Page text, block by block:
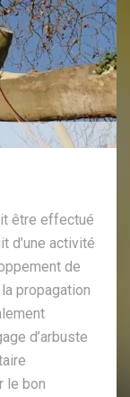
être effectué
d’une activité
de
propagation
d’arbuste
le bon